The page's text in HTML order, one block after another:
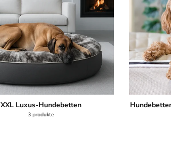
XXL Luxus-Hundebetten
3 produkte